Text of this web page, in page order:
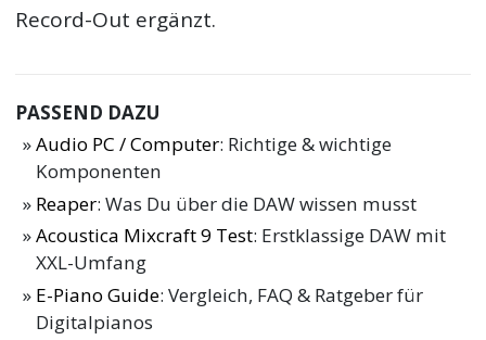
Record-Out ergänzt.
PASSEND DAZU
Audio PC / Computer: Richtige & wichtige
Komponenten
Reaper: Was Du über die DAW wissen musst
Acoustica Mixcraft 9 Test: Erstklassige DAW mit
XXL-Umfang
E-Piano Guide: Vergleich, FAQ & Ratgeber für
Digitalpianos